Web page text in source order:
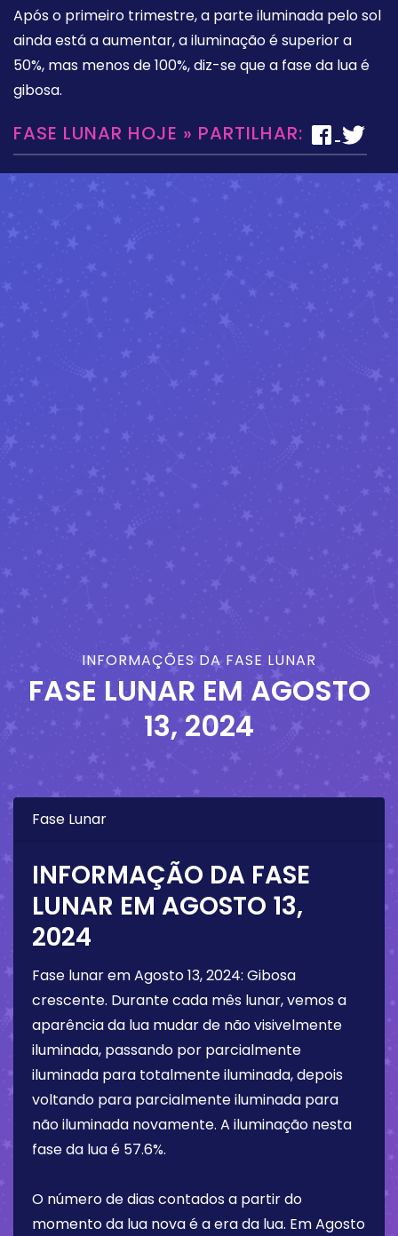
Após o primeiro trimestre, a parte iluminada pelo sol
ainda está a aumentar, a iluminação é superior a
50%, mas menos de 100%, diz-se que a fase da lua é
gibosa.
FASE LUNAR HOJE » PARTILHAR:
INFORMAÇÕES DA FASE LUNAR
FASE LUNAR EM AGOSTO
13, 2024
Fase Lunar
INFORMAÇÃO DA FASE
LUNAR EM AGOSTO 13,
2024
Fase lunar emAgosto 13, 2024: Gibosa
crescente. Durante cada mês lunar, vemos a
aparência da lua mudar de não visivelmente
iluminada, passando por parcialmente
iluminada para totalmente iluminada, depois
voltando para parcialmente iluminada para
não iluminada novamente. A iluminação nesta
fase da lua é 57.6%.
O número de dias contados a partir do
momento da lua nova é a era da lua. EmAgosto